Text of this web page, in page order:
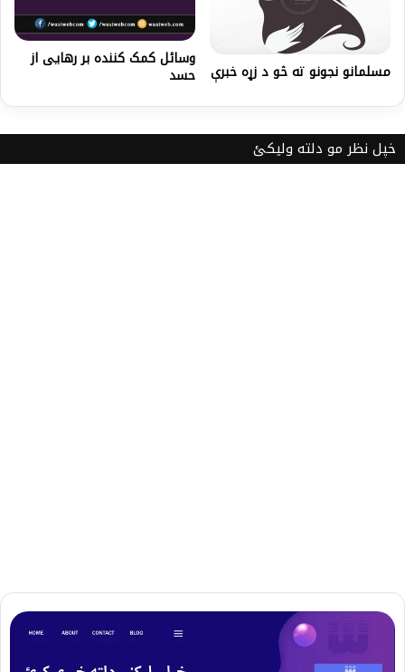
مسلمانو نجونو ته څو د زړه خبرې
وسائل کمک کننده بر رهایی از
حسد
خپل نظر مو دلته ولیکئ